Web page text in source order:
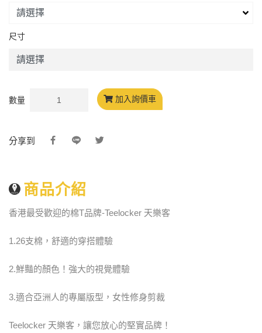
尺寸
數量 加入詢價車
分享到
商品介紹
香港最受歡迎的棉T品牌-Teelocker 天樂客
1.26支棉，舒適的穿搭體驗
2.鮮豔的顏色！強大的視覺體驗
3.適合亞洲人的專屬版型，女性修身剪裁
Teelocker 天樂客，讓您放心的堅實品牌！